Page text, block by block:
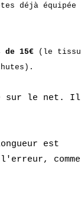
déjà équipée
de 15€ (le tissu
sur le net. Il
est
comme